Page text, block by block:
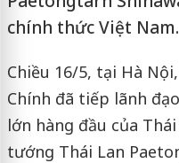
chính thức Việt Nam.
Chiều 16/5, tại Hà
Chính đã tiếp lãnh
lớn hàng đầu của
tướng Thái Lan